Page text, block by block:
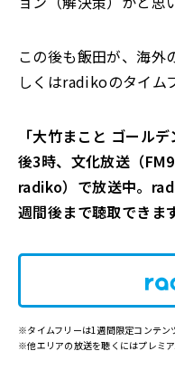
この後も飯田が、海外
しくはradikoのタイム
「大竹まこと ゴール
後3時、文化放送（
radiko）で放送中。
週間後まで聴取できます
※タイムフリーは1週間限定コンテン
※他エリアの放送を聴くにはプレミア